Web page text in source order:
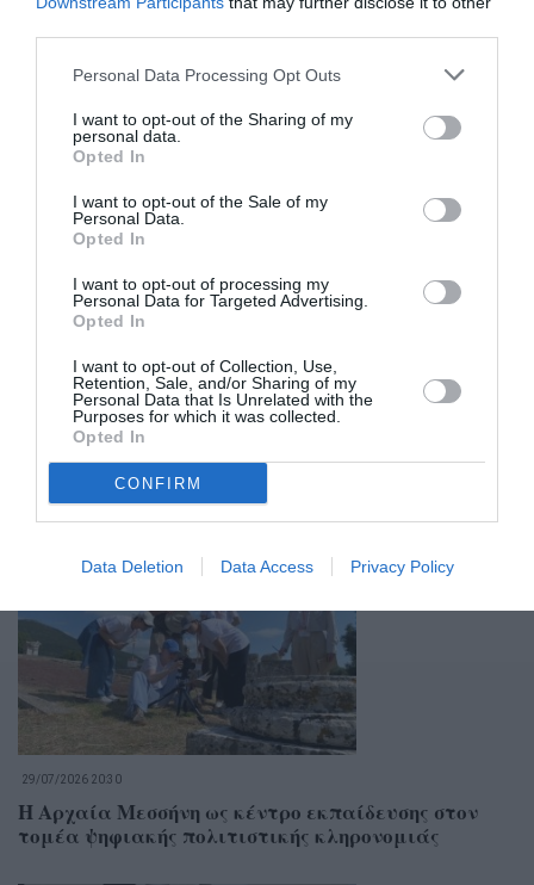
Personal Data Processing Opt Outs
I want to opt-out of the Sharing of my
personal data.
Opted In
I want to opt-out of the Sale of my
Personal Data.
Opted In
I want to opt-out of processing my
Personal Data for Targeted Advertising.
Opted In
I want to opt-out of Collection, Use,
Retention, Sale, and/or Sharing of my
Personal Data that Is Unrelated with the
Purposes for which it was collected.
Opted In
CONFIRM
Data Deletion Data Access Privacy Policy
Σχετικά Άρθρα
29/07/2026 20:30
Η Αρχαία Μεσσήνη ως κέντρο εκπαίδευσης στον
τομέα ψηφιακής πολιτιστικής κληρονομιάς